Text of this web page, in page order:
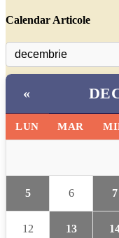
Calendar Articole
«
LUN MAR
5 6 7
12 13